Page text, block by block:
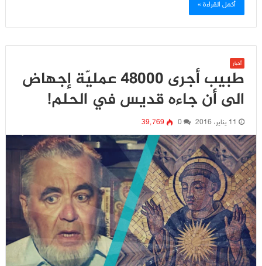
أكمل القراءة »
أخبار
طبيب أجرى 48000 عمليّة إجهاض
الى أن جاءه قديس في الحلم!
11 يناير، 2016 0 39٬769